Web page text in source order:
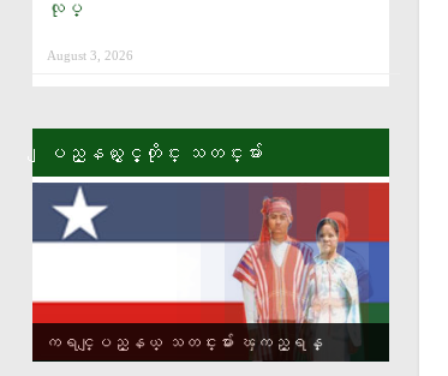
လုပ္
August 3, 2026
ျပည္နယ္ႏွင့္တိုင္း သတင္းမ်ား
ကရင္ျပည္နယ္ သတင္းမ်ား ၾကည့္ရန္